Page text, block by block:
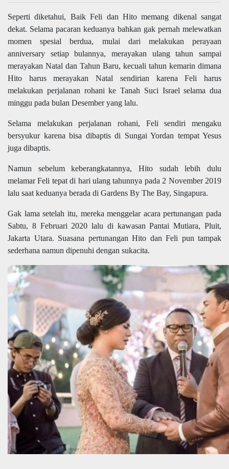
Seperti diketahui, Baik Feli dan Hito memang dikenal sangat
dekat. Selama pacaran keduanya bahkan gak pernah melewatkan
momen spesial berdua, mulai dari melakukan perayaan
anniversary setiap bulannya, merayakan ulang tahun sampai
merayakan Natal dan Tahun Baru, kecuali tahun kemarin dimana
Hito harus merayakan Natal sendirian karena Feli harus
melakukan perjalanan rohani ke Tanah Suci Israel selama dua
minggu pada bulan Desember yang lalu.
Selama melakukan perjalanan rohani, Feli sendiri mengaku
bersyukur karena bisa dibaptis di Sungai Yordan tempat Yesus
juga dibaptis.
Namun sebelum keberangkatannya, Hito sudah lebih dulu
melamar Feli tepat di hari ulang tahunnya pada 2 November 2019
lalu saat keduanya berada di Gardens By The Bay, Singapura.
Gak lama setelah itu, mereka menggelar acara pertunangan pada
Sabtu, 8 Februari 2020 lalu di kawasan Pantai Mutiara, Pluit,
Jakarta Utara. Suasana pertunangan Hito dan Feli pun tampak
sederhana namun dipenuhi dengan sukacita.